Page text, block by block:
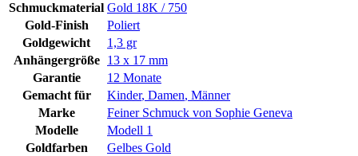
Schmuckmaterial Gold 18K / 750
Gold-Finish
Poliert
Goldgewicht
1,3 gr
Anhängergröße
13 x 17 mm
Garantie
12 Monate
Gemacht für
Kinder, Damen, Männer
Marke
Feiner Schmuck von Sophie Geneva
Modelle
Modell 1
Goldfarben
Gelbes Gold